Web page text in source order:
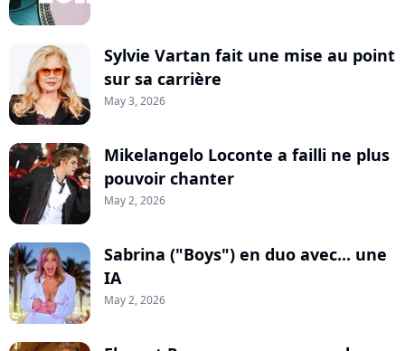
Sylvie Vartan fait une mise au point
sur sa carrière
May 3, 2026
Mikelangelo Loconte a failli ne plus
pouvoir chanter
May 2, 2026
Sabrina ("Boys") en duo avec... une
IA
May 2, 2026